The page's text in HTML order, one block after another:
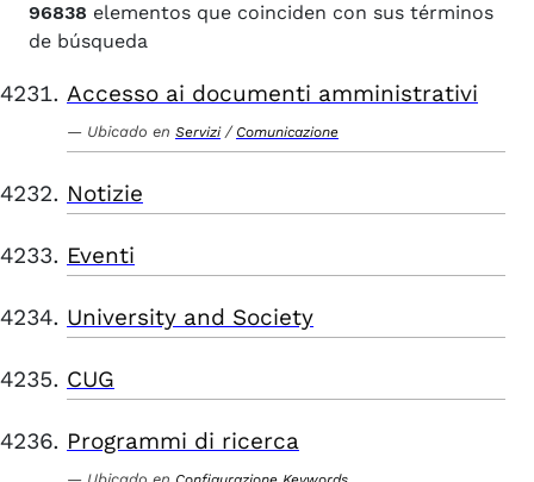
96838 elementos que coinciden con sus términos
de búsqueda
Accesso ai documenti amministrativi
Ubicado en Servizi / Comunicazione
Notizie
Eventi
University and Society
CUG
Programmi di ricerca